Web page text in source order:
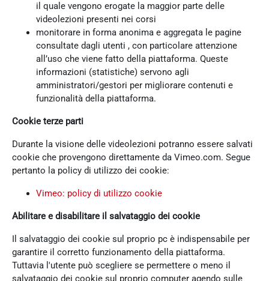
il quale vengono erogate la maggior parte delle
videolezioni presenti nei corsi
monitorare in forma anonima e aggregata le pagine
consultate dagli utenti , con particolare attenzione
all’uso che viene fatto della piattaforma. Queste
informazioni (statistiche) servono agli
amministratori/gestori per migliorare contenuti e
funzionalità della piattaforma.
Cookie terze parti
Durante la visione delle videolezioni potranno essere salvati
cookie che provengono direttamente da Vimeo.com. Segue
pertanto la policy di utilizzo dei cookie:
Vimeo: policy di utilizzo cookie
Abilitare e disabilitare il salvataggio dei cookie
Il salvataggio dei cookie sul proprio pc è indispensabile per
garantire il corretto funzionamento della piattaforma.
Tuttavia l'utente può scegliere se permettere o meno il
salvataggio dei cookie sul proprio computer agendo sulle